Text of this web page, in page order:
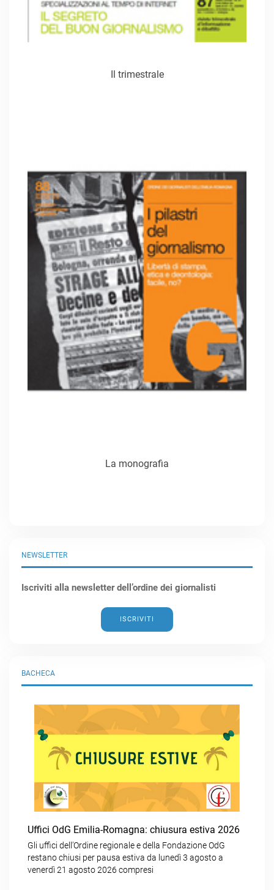
BACHECA
Uffici OdG Emilia-Romagna: chiusura estiva 2026
Gli uffici dell’Ordine regionale e della Fondazione OdG
restano chiusi per pausa estiva da lunedì 3 agosto a
venerdì 21 agosto 2026 compresi
NEWSLETTER
Iscriviti alla newsletter dell’ordine dei giornalisti
ISCRIVITI
Il trimestrale
La monografia